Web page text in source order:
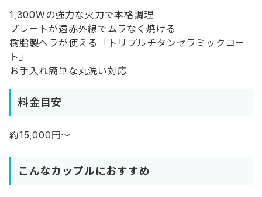
1,300Wの強力な火力で本格調理
プレートが遠赤外線でムラなく焼ける
樹脂製ヘラが使える「トリプルチタンセラミックコー
ト」
お手入れ簡単な丸洗い対応
料金目安
約15,000円～
こんなカップルにおすすめ